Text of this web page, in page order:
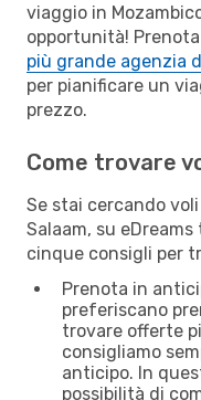
viaggio in
opportunità!
più grande agenzia
per pianificare un
prezzo.
Come trovare
Se stai cercando
Salaam, su
cinque consigli per
Prenota in
preferiscano
trovare offerte
consigliamo
anticipo. In
possibilità di